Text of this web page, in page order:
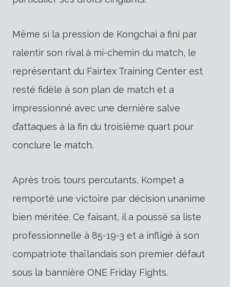
Même si la pression de Kongchai a fini par
ralentir son rival à mi-chemin du match, le
représentant du Fairtex Training Center est
resté fidèle à son plan de match et a
impressionné avec une dernière salve
d’attaques à la fin du troisième quart pour
conclure le match.
Après trois tours percutants, Kompet a
remporté une victoire par décision unanime
bien méritée. Ce faisant, il a poussé sa liste
professionnelle à 85-19-3 et a infligé à son
compatriote thaïlandais son premier défaut
sous la bannière ONE Friday Fights.